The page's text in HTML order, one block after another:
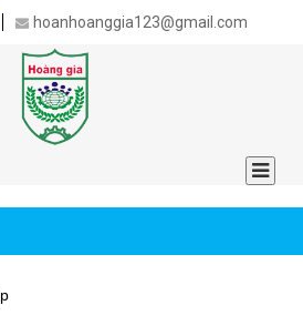
hoanhoanggia123@gmail.com